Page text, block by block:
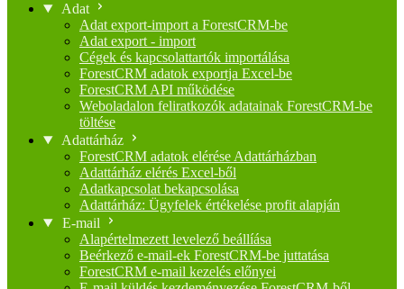
Adat
Adat export-import a ForestCRM-be
Adat export - import
Cégek és kapcsolattartók importálása
ForestCRM adatok exportja Excel-be
ForestCRM API működése
Weboladalon feliratkozók adatainak ForestCRM-be
töltése
Adattárház
ForestCRM adatok elérése Adattárházban
Adattárház elérés Excel-ből
Adatkapcsolat bekapcsolása
Adattárház: Ügyfelek értékelése profit alapján
E-mail
Alapértelmezett levelező beállíása
Beérkező e-mail-ek ForestCRM-be juttatása
ForestCRM e-mail kezelés előnyei